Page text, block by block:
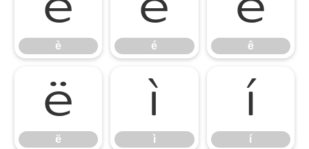
è é ê
ë
ë
ì
ì
í
í